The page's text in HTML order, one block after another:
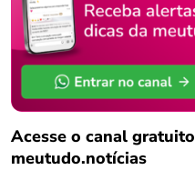
Acesse o canal gratuito
meutudo.notícias